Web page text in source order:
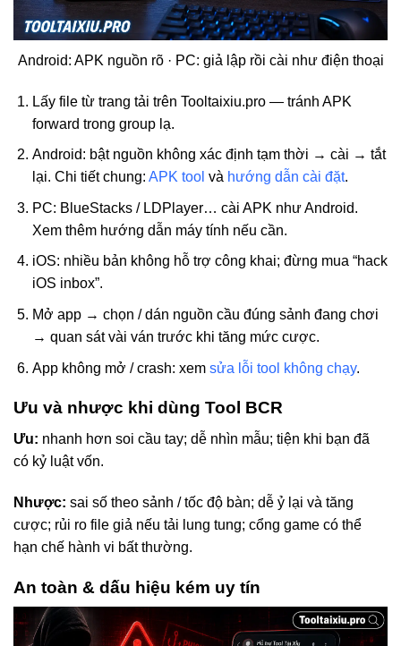
Android: APK nguồn rõ · PC: giả lập rồi cài như điện thoại
Lấy file từ trang tải trên Tooltaixiu.pro — tránh APK
forward trong group lạ.
Android: bật nguồn không xác định tạm thời → cài → tắt
lại. Chi tiết chung: APK tool và hướng dẫn cài đặt.
PC: BlueStacks / LDPlayer… cài APK như Android.
Xem thêm hướng dẫn máy tính nếu cần.
iOS: nhiều bản không hỗ trợ công khai; đừng mua “hack
iOS inbox”.
Mở app → chọn / dán nguồn cầu đúng sảnh đang chơi
→ quan sát vài ván trước khi tăng mức cược.
App không mở / crash: xem sửa lỗi tool không chạy.
Ưu và nhược khi dùng Tool BCR
Ưu: nhanh hơn soi cầu tay; dễ nhìn mẫu; tiện khi bạn đã
có kỷ luật vốn.
Nhược: sai số theo sảnh / tốc độ bàn; dễ ỷ lại và tăng
cược; rủi ro file giả nếu tải lung tung; cổng game có thể
hạn chế hành vi bất thường.
An toàn & dấu hiệu kém uy tín